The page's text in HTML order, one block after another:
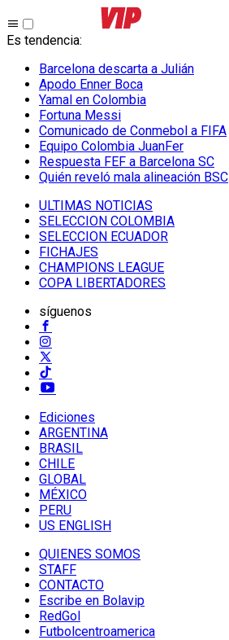
Es tendencia:
Barcelona descarta a Julián
Apodo Enner Boca
Yamal en Colombia
Fortuna Messi
Comunicado de Conmebol a FIFA
Equipo Colombia JuanFer
Respuesta FEF a Barcelona SC
Quién reveló mala alineación BSC
ULTIMAS NOTICIAS
SELECCION COLOMBIA
SELECCION ECUADOR
FICHAJES
CHAMPIONS LEAGUE
COPA LIBERTADORES
síguenos
Ediciones
ARGENTINA
BRASIL
CHILE
GLOBAL
MÉXICO
PERU
US ENGLISH
QUIENES SOMOS
STAFF
CONTACTO
Escribe en Bolavip
RedGol
Futbolcentroamerica